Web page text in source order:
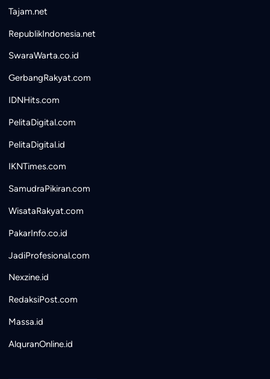
Tajam.net
RepublikIndonesia.net
SwaraWarta.co.id
GerbangRakyat.com
IDNHits.com
PelitaDigital.com
PelitaDigital.id
IKNTimes.com
SamudraPikiran.com
WisataRakyat.com
PakarInfo.co.id
JadiProfesional.com
Nexzine.id
RedaksiPost.com
Massa.id
AlquranOnline.id